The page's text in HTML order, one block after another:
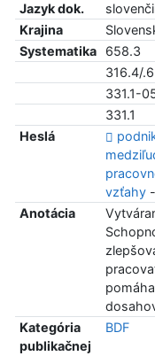
Jazyk dok.
Krajina
Systematika
658.3
316.4/.6
331.1-
331.1
Heslá
vzťahy-
Anotácia
Kategória
publikačnej
BDF